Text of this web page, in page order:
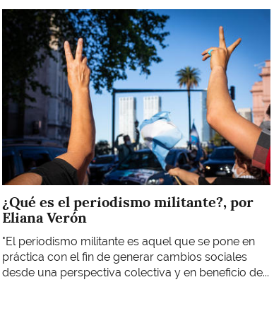
Imagen
¿Qué es el periodismo militante?, por
Eliana Verón
"El periodismo militante es aquel que se pone en
práctica con el fin de generar cambios sociales
desde una perspectiva colectiva y en beneficio de...